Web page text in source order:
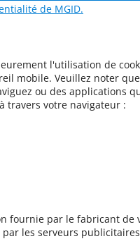
de MGID.
l'utilisation de
mobile. Veuillez noter
ou des applications
travers votre navigateur :
fournie par le fabricant de
les serveurs